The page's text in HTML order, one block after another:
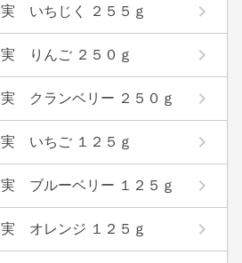
いちじく ２５５ｇ
りんご ２５０ｇ
クランベリー ２５０ｇ
いちご １２５ｇ
ブルーベリー １２５ｇ
オレンジ １２５ｇ